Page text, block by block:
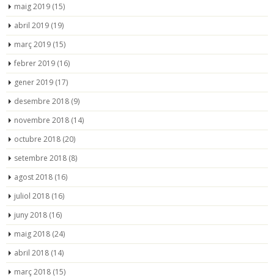
maig 2019 (15)
abril 2019 (19)
març 2019 (15)
febrer 2019 (16)
gener 2019 (17)
desembre 2018 (9)
novembre 2018 (14)
octubre 2018 (20)
setembre 2018 (8)
agost 2018 (16)
juliol 2018 (16)
juny 2018 (16)
maig 2018 (24)
abril 2018 (14)
març 2018 (15)